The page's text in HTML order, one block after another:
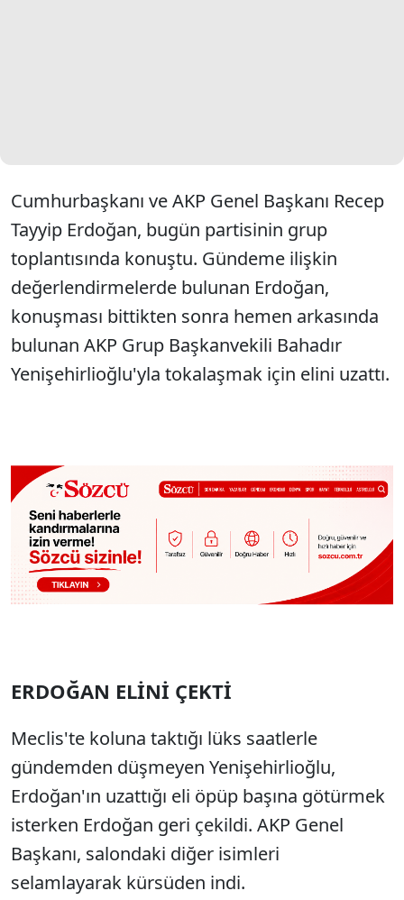
Cumhurbaşkanı ve AKP Genel Başkanı Recep
Tayyip Erdoğan, bugün partisinin grup
toplantısında konuştu. Gündeme ilişkin
değerlendirmelerde bulunan Erdoğan,
konuşması bittikten sonra hemen arkasında
bulunan AKP Grup Başkanvekili Bahadır
Yenişehirlioğlu'yla tokalaşmak için elini uzattı.
ERDOĞAN ELİNİ ÇEKTİ
Meclis'te koluna taktığı lüks saatlerle
gündemden düşmeyen Yenişehirlioğlu,
Erdoğan'ın uzattığı eli öpüp başına götürmek
isterken Erdoğan geri çekildi. AKP Genel
Başkanı, salondaki diğer isimleri
selamlayarak kürsüden indi.